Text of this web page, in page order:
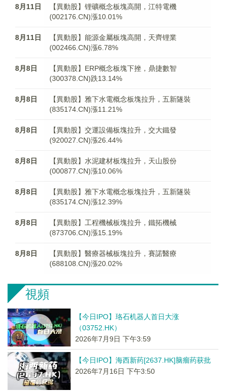
8月11日
【異動股】锂礦概念板塊高開，江特電機
(002176.CN)漲10.01%
8月11日
【異動股】能源金屬板塊高開，天齊锂業
(002466.CN)漲6.78%
8月8日
【異動股】ERP概念板塊下挫，鼎捷數智
(300378.CN)跌13.14%
8月8日
【異動股】雅下水電概念板塊拉升，五新隧裝
(835174.CN)漲11.21%
8月8日
【異動股】交運設備板塊拉升，交大鐵發
(920027.CN)漲26.44%
8月8日
【異動股】水泥建材板塊拉升，天山股份
(000877.CN)漲10.06%
8月8日
【異動股】雅下水電概念板塊拉升，五新隧裝
(835174.CN)漲12.39%
8月8日
【異動股】工程機械板塊拉升，鐵拓機械
(873706.CN)漲15.19%
8月8日
【異動股】醫療器械板塊拉升，賽諾醫療
(688108.CN)漲20.02%
視頻
【今日IPO】珞石机器人首日大涨
（03752.HK）
2026年7月9日 下午3:59
【今日IPO】海西新药[2637.HK]脑瘤药获批
2026年7月16日 下午3:50